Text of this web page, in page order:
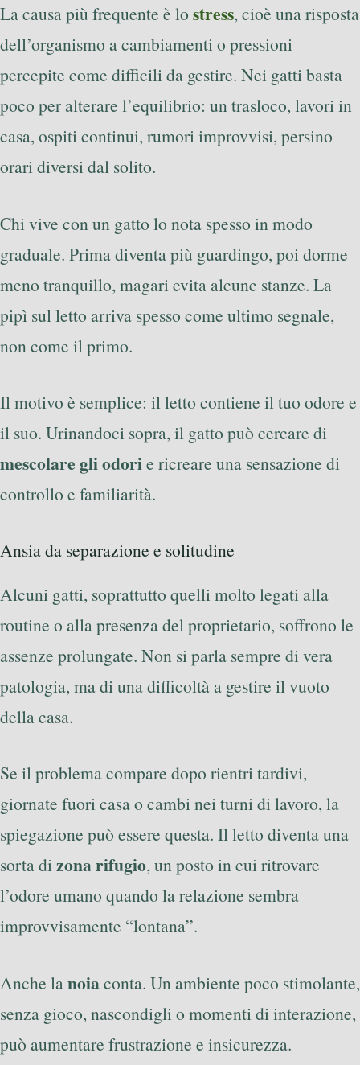
La causa più frequente è lo stress, cioè una risposta
dell’organismo a cambiamenti o pressioni
percepite come difficili da gestire. Nei gatti basta
poco per alterare l’equilibrio: un trasloco, lavori in
casa, ospiti continui, rumori improvvisi, persino
orari diversi dal solito.
Chi vive con un gatto lo nota spesso in modo
graduale. Prima diventa più guardingo, poi dorme
meno tranquillo, magari evita alcune stanze. La
pipì sul letto arriva spesso come ultimo segnale,
non come il primo.
Il motivo è semplice: il letto contiene il tuo odore e
il suo. Urinandoci sopra, il gatto può cercare di
mescolare gli odorie ricreare una sensazione di
controllo e familiarità.
Ansia da separazione e solitudine
Alcuni gatti, soprattutto quelli molto legati alla
routine o alla presenza del proprietario, soffrono le
assenze prolungate. Non si parla sempre di vera
patologia, ma di una difficoltà a gestire il vuoto
della casa.
Se il problema compare dopo rientri tardivi,
giornate fuori casa o cambi nei turni di lavoro, la
spiegazione può essere questa. Il letto diventa una
sorta dizona rifugio, un posto in cui ritrovare
l’odore umano quando la relazione sembra
improvvisamente “lontana”.
Anche lanoiaconta. Un ambiente poco stimolante,
senza gioco, nascondigli o momenti di interazione,
può aumentare frustrazione e insicurezza.